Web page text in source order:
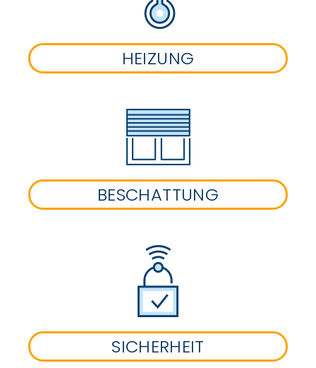
HEIZUNG
BESCHATTUNG
SICHERHEIT